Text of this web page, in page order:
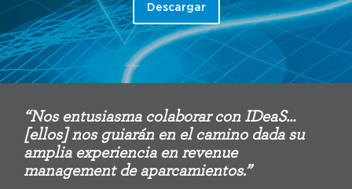
Descargar
“Nos entusiasma colaborar con IDeaS…
[ellos] nos guiarán en el camino dada su
amplia experiencia en revenue
management de aparcamientos.”